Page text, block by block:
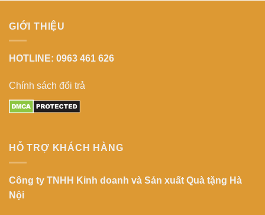
GIỚI THIỆU
HOTLINE: 0963 461 626
Chính sách đổi trả
HỖ TRỢ KHÁCH HÀNG
Công ty TNHH Kinh doanh và Sản xuất Quà tặng Hà
Nội